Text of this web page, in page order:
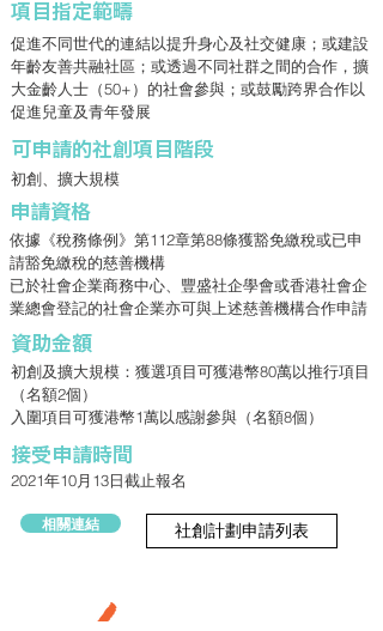
項目指定範疇
促進不同世代的連結以提升身心及社交健康；或建設
年齡友善共融社區；或透過不同社群之間的合作，擴
大金齡人士（50+）的社會參與；或鼓勵跨界合作以
促進兒童及青年發展
​可申請的社創項目階段
初創、擴大規模
申請資格
依據《稅務條例》第112章第88條獲豁免繳稅或已申
請豁免繳稅的慈善機構
已於社會企業商務中心、豐盛社企學會或香港社會企
業總會登記的社會企業亦可與上述慈善機構合作申請
資助金額
初創及擴大規模：獲選項目可獲港幣80萬以推行項目
（名額2個）
入圍項目可獲港幣1萬以感謝參與（名額8個）
接受申請時間
2021年10月13日截止報名
相關連結 社創計劃申請列表